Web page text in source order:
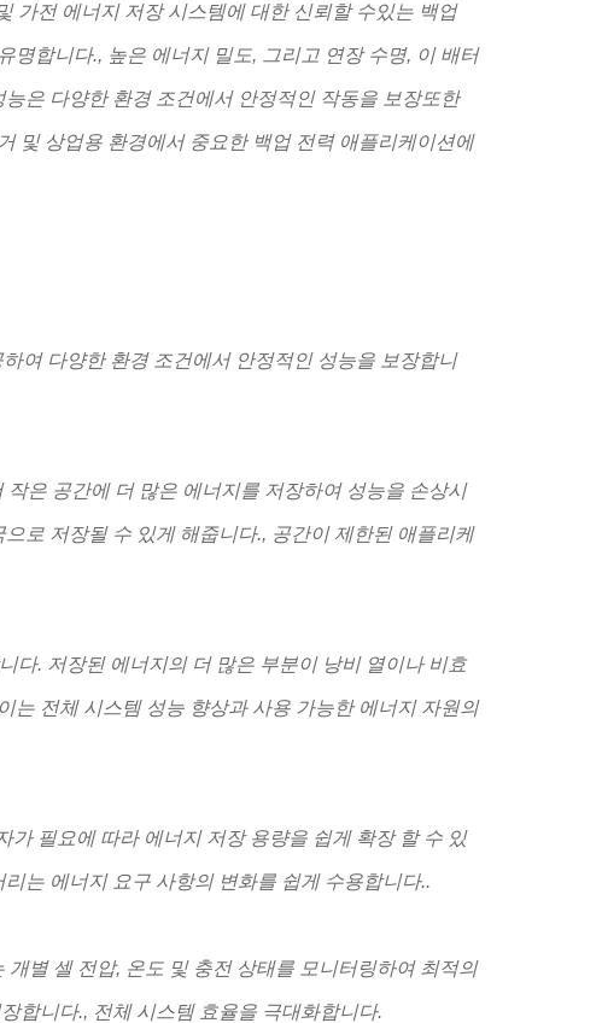
가전 에너지 저장 시스템에 대한 신뢰할 수있는 백업
명합니다., 높은 에너지 밀도, 그리고 연장 수명, 이 배터
은 다양한 환경 조건에서 안정적인 작동을 보장또한
및 상업용 환경에서 중요한 백업 전력 애플리케이션에
여 다양한 환경 조건에서 안정적인 성능을 보장합니
은 공간에 더 많은 에너지를 저장하여 성능을 손상시
로 저장될 수 있게 해줍니다., 공간이 제한된 애플리케
다. 저장된 에너지의 더 많은 부분이 낭비 열이나 비효
는 전체 시스템 성능 향상과 사용 가능한 에너지 자원의
가 필요에 따라 에너지 저장 용량을 쉽게 확장 할 수 있
는 에너지 요구 사항의 변화를 쉽게 수용합니다..
별 셀 전압, 온도 및 충전 상태를 모니터링하여 최적의
합니다., 전체 시스템 효율을 극대화합니다.